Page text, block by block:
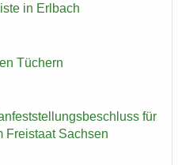
in Erl­bach
Tü­chern
für
Frei­staat Sach­sen